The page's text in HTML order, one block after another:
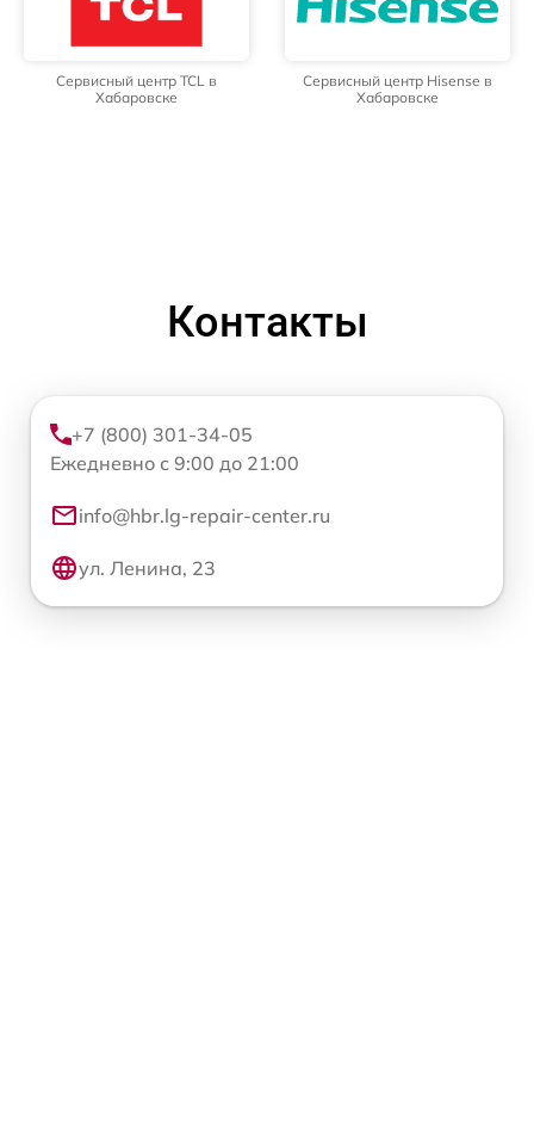
Сервисный центр TCL в
Хабаровске
Сервисный центр Hisense в
Хабаровске
Контакты
+7 (800) 301-34-05
Ежедневно с 9:00 до 21:00
info@hbr.lg-repair-center.ru
ул. Ленина, 23